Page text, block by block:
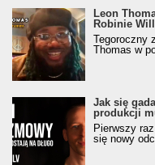
Leon
Robinie
Tegoroczny
Thomas w
Jak się
produkcji
Pierwszy
się nowy